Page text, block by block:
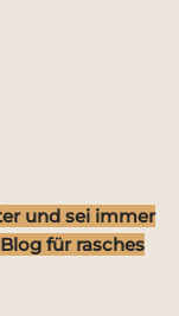
und sei immer
für rasches